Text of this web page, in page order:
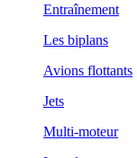
Entraînement
Les biplans
Avions flottants
Jets
Multi-moteur